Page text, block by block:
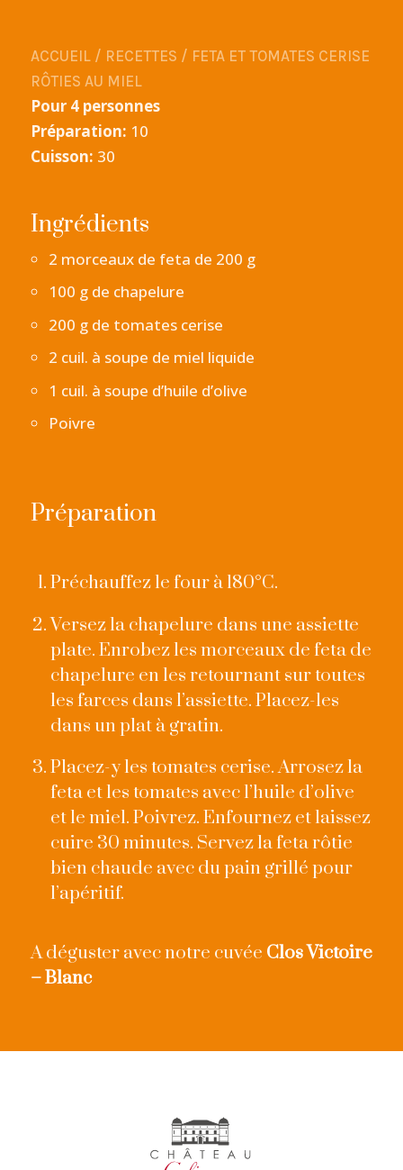
ACCUEIL/ RECETTES / FETA ET TOMATES CERISE
RÔTIES AU MIEL
Pour 4 personnes
Préparation: 10
Cuisson: 30
Ingrédients
2 morceaux de feta de 200 g
100 g de chapelure
200 g de tomates cerise
2 cuil. à soupe de miel liquide
1 cuil. à soupe d’huile d’olive
Poivre
Préparation
Préchauffez le four à 180°C.
Versez la chapelure dans une assiette
plate. Enrobez les morceaux de feta de
chapelure en les retournant sur toutes
les farces dans l’assiette. Placez-les
dans un plat à gratin.
Placez-y les tomates cerise. Arrosez la
feta et les tomates avec l’huile d’olive
et le miel. Poivrez. Enfournez et laissez
cuire 30 minutes. Servez la feta rôtie
bien chaude avec du pain grillé pour
l’apéritif.
A déguster avec notre cuvée Clos Victoire
– Blanc